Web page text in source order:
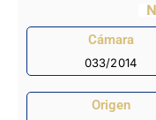
Cámara
033/2014
Origen